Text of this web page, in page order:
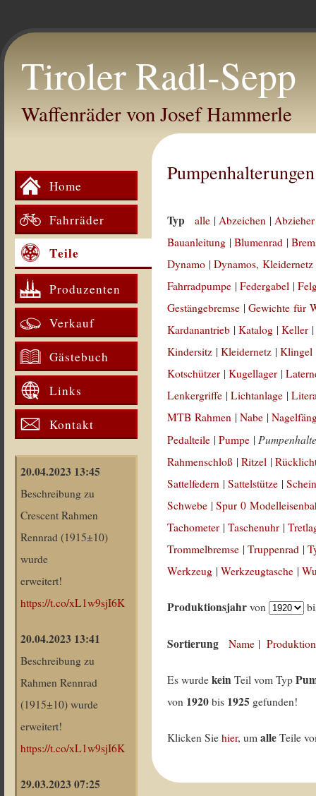
Tiroler Radl-Sepp
Waffenräder von Josef Hammerle
Home
Fahrräder
Teile
Produzenten
Verkauf
Gästebuch
Links
Kontakt
20.04.2023 13:45
Beschreibung zu
Crescent Rahmen
Rennrad (1915±10)
wurde
erweitert!
https://t.co/xL1w9sjI6K
20.04.2023 13:41
Beschreibung zu
Rahmen Rennrad
(1915±10) wurde
erweitert!
https://t.co/xL1w9sjI6K
29.03.2023 07:25
Pumpenhalterungen
Typ alle |Abzeichen |
Bauanleitung |Blumenrad |
Dynamo |Dynamos, Kleidernetz
Fahrradpumpe |Federgabel |
Gestängebremse |Gewichte für
Kardanantrieb |Katalog |Keller
Kindersitz |Kleidernetz |Klingel
Kotschützer |Kugellager |
Lenkergriffe |Lichtanlage |
MTB Rahmen |Nabe |
Pedalteile |Pumpe |
Rahmenschloß |Ritzel |
Sattelfedern |Sattelstütze |
Schwebe |Spur 0
Tachometer |Taschenuhr |
Trommelbremse |Truppenrad |
Werkzeug |Werkzeugtasche |
Produktionsjahr von
Sortierung Name |
Es wurdekein Teil vom Typ
von 1920 bis 1925 gefunden!
Klicken Siehier, umalle Teile